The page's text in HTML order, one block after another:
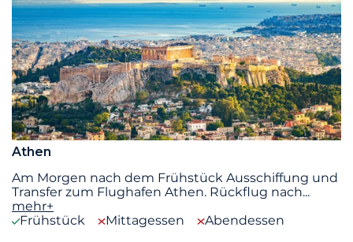
Athen
Am Morgen nach dem Frühstück Ausschiffung und
Transfer zum Flughafen Athen. Rückflug nach...
mehr+
Frühstück
Mittagessen Abendessen